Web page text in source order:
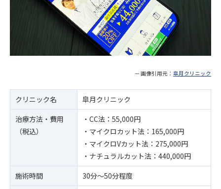
— 画像引用元： 皐月クリニック
クリニック名
皐月クリニック
治療方法・費用
（税込）
・CC法：55,000円
・マイクロカット法：165,000円
・マイクロVカット法：275,000円
・ナチュラルカット法：440,000円
施術時間
30分〜50分程度